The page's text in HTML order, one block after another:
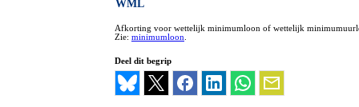
WML
Afkorting voor wettelijk minimumloon of wettelijk
Zie: minimumloon
Deel dit begrip